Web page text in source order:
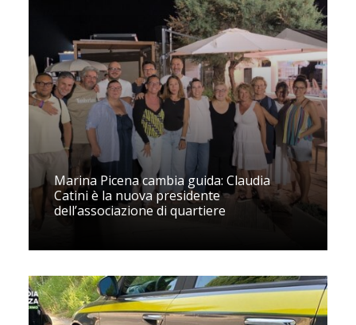
Marina Picena cambia guida: Claudia
Catini è la nuova presidente
dell’associazione di quartiere